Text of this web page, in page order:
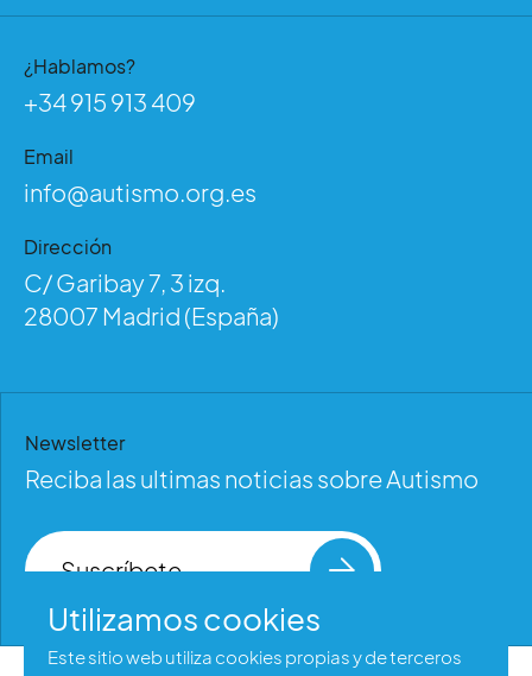
¿Hablamos?
+34 915 913 409
Email
info@autismo.org.es
Dirección
C/ Garibay 7, 3 izq.
28007 Madrid (España)
Newsletter
Reciba las ultimas noticias sobre Autismo
Suscríbete
Utilizamos cookies
Este sitio web utiliza cookies propias y de terceros